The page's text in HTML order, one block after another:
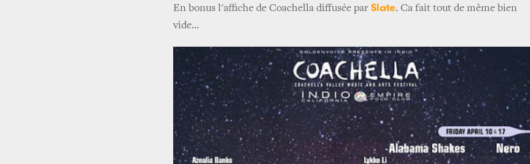
En bonus l'affiche de Coachella diffusée par Slate. Ca fait tout de même bien
vide...